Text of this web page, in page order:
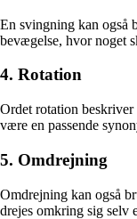
En svingning kan også
bevægelse, hvor noget
4. Rotation
Ordet rotation
være en passende
5. Omdrejning
Omdrejning kan også
drejes omkring sig selv